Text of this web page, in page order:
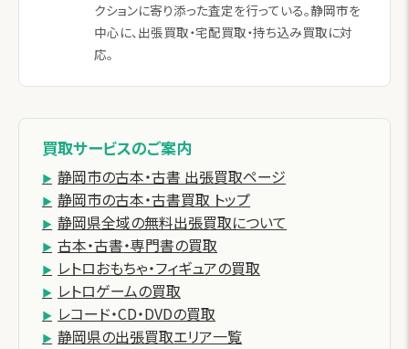
クションに寄り添った査定を行っている。静岡市を
中心に、出張買取・宅配買取・持ち込み買取に対
応。
買取サービスのご案内
静岡市の古本・古書 出張買取ページ
静岡市の古本・古書買取 トップ
静岡県全域の無料出張買取について
古本・古書・専門書の買取
レトロおもちゃ・フィギュアの買取
レトロゲームの買取
レコード・CD・DVDの買取
静岡県の出張買取エリア一覧